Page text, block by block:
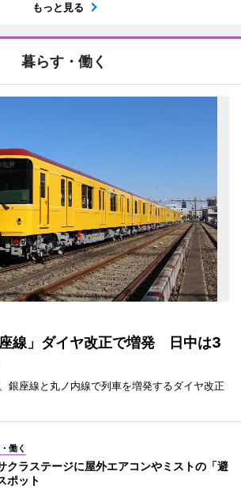
もっと見る
暮らす・働く
線」ダイヤ改正で増発 日中は3
銀座線と丸ノ内線で列車を増発するダイヤ改正
働く
クラステージに屋外エアコンやミストの「避
ポット